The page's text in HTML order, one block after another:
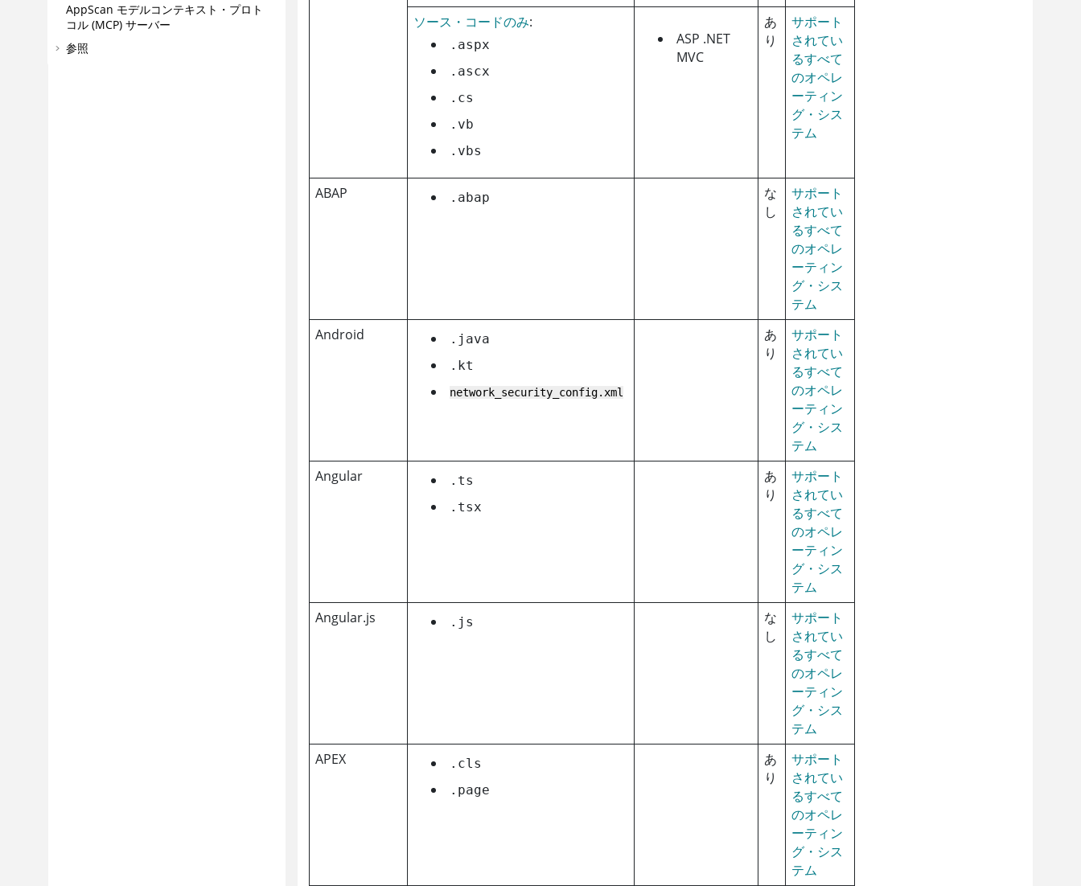
AppScan モデルコンテキスト・プロト
コル (MCP) サーバー
参照
ソース・コードのみ:
.aspx
.ascx
.cs
.vb
.vbs
ASP .NET
MVC
あ
り
サポート
されてい
るすべて
のオペレ
ーティン
グ・シス
テム
ABAP .abap
な
し
サポート
されてい
るすべて
のオペレ
ーティン
グ・シス
テム
Android
.java
.kt
network_security_config.xml
あ
り
サポート
されてい
るすべて
のオペレ
ーティン
グ・シス
テム
Angular
.ts
.tsx
あ
り
サポート
されてい
るすべて
のオペレ
ーティン
グ・シス
テム
Angular.js
.js
な
し
サポート
されてい
るすべて
のオペレ
ーティン
グ・シス
テム
APEX
.cls
.page
あ
り
サポート
されてい
るすべて
のオペレ
ーティン
グ・シス
テム